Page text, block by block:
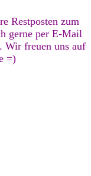
Restposten zum
gerne per E-Mail
Wir freuen uns auf
=)